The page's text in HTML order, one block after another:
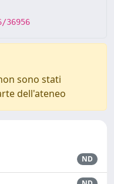
sono stati
dell'ateneo
ND